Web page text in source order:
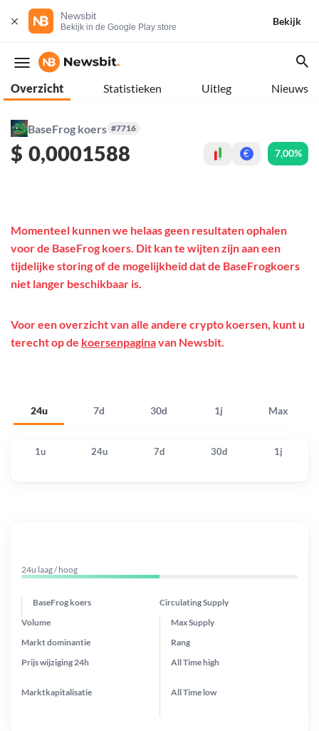
Newsbit
Bekijk in de Google Play store
Bekijk
Overzicht Statistieken Uitleg Nieuws
BaseFrog koers #7716
$ 0,0001588 € 7,00%
24u 7d 30d 1j Max
Momenteel kunnen we helaas geen resultaten ophalen
voor de BaseFrog koers. Dit kan te wijten zijn aan een
tijdelijke storing of de mogelijkheid dat de BaseFrogkoers
niet langer beschikbaar is.
Voor een overzicht van alle andere crypto koersen, kunt u
terecht op de koersenpaginavan Newsbit.
1u 24u 7d 30d 1j
24u laag / hoog
BaseFrog koers Circulating Supply
Prijs wijziging 24h
Max Supply
Markt dominantie
Marktkapitalisatie
Volume
Rang
All Timehigh
All Time low